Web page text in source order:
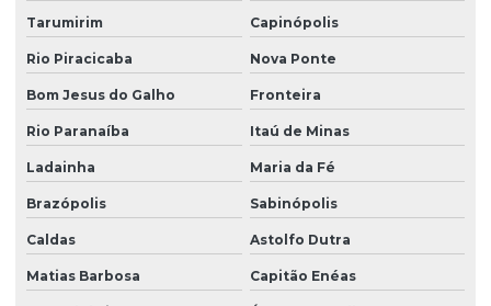
Plantio de grama esmeralda
Plantio de grama esmeralda por semeadura
Plantio de grama na fazenda boa vista
Plantio de grama com hidrossemeadura
Plantio de grama com hidrossemeadura em sp
Plantio de grama em loteamentos
Tarumirim Capinópolis
Rio Piracicaba Nova Ponte
Bom Jesus do Galho Fronteira
Rio Paranaíba Itaú de Minas
Ladainha Maria da Fé
Brazópolis Sabinópolis
Caldas Astolfo Dutra
Matias Barbosa Capitão Enéas